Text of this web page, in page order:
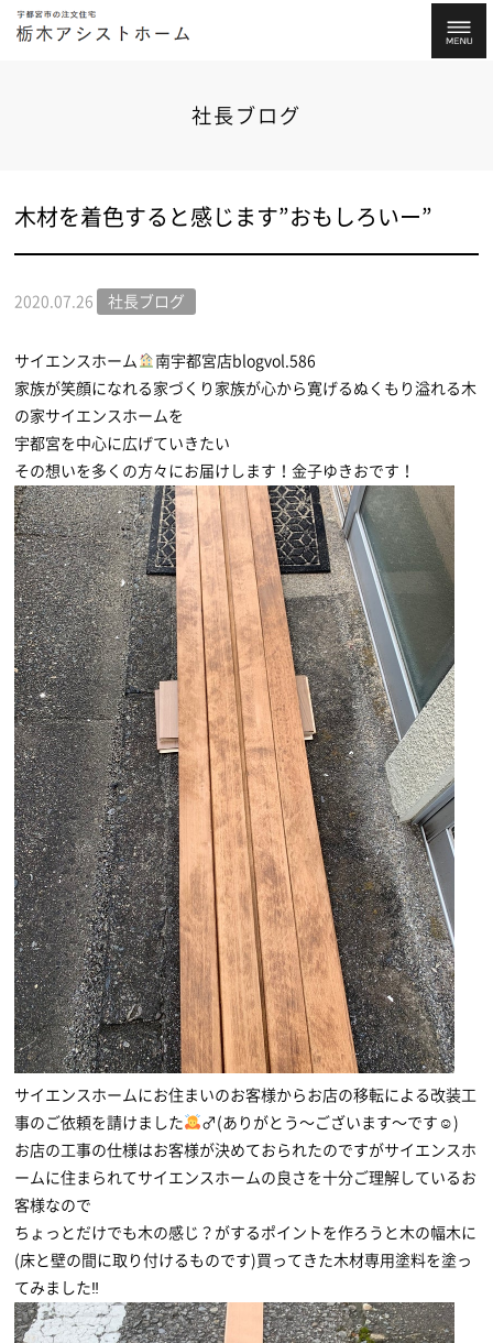
社長ブログ
木材を着色すると感じます”おもしろいー”
2020.07.26 社長ブログ
サイエンスホーム
南宇都宮店blogvol.586
家族が笑顔になれる家づくり家族が心から寛げるぬくもり溢れる木
の家サイエンスホームを
宇都宮を中心に広げていきたい
その想いを多くの方々にお届けします！金子ゆきおです！
サイエンスホームにお住まいのお客様からお店の移転による改装工
事のご依頼を請けました
‍♂(ありがとう〜ございます〜です☺)
お店の工事の仕様はお客様が決めておられたのですがサイエンスホ
ームに住まられてサイエンスホームの良さを十分ご理解しているお
客様なので
ちょっとだけでも木の感じ？がするポイントを作ろうと木の幅木に
(床と壁の間に取り付けるものです)買ってきた木材専用塗料を塗っ
てみました‼